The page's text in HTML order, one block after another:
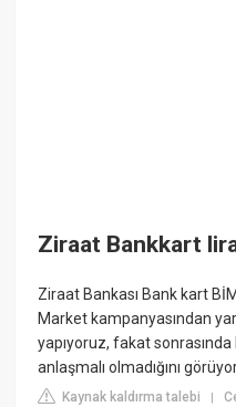
Ziraat Bankkart
Ziraat Bankası Bank kart
Market kampanyasından
yapıyoruz, fakat
anlaşmalı olmadığını
Kaynak kaldırma talebi |